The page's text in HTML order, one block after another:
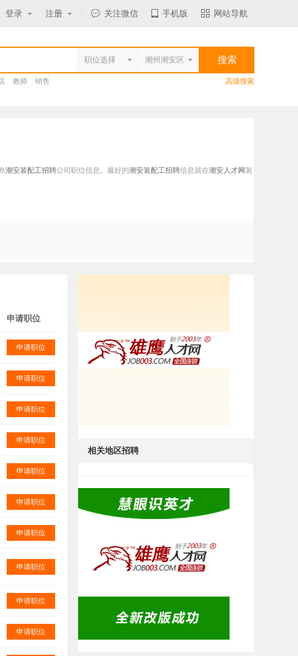
登录 注册 关注微信 手机版 网站导航
教师 销售 高级搜索
潮安装配工招聘公司职位信息。最好的潮安装配工招聘信息就在潮安人才网装
申请职位
申请职位
申请职位
申请职位
申请职位
申请职位
申请职位
申请职位
申请职位
申请职位
申请职位
相关地区招聘